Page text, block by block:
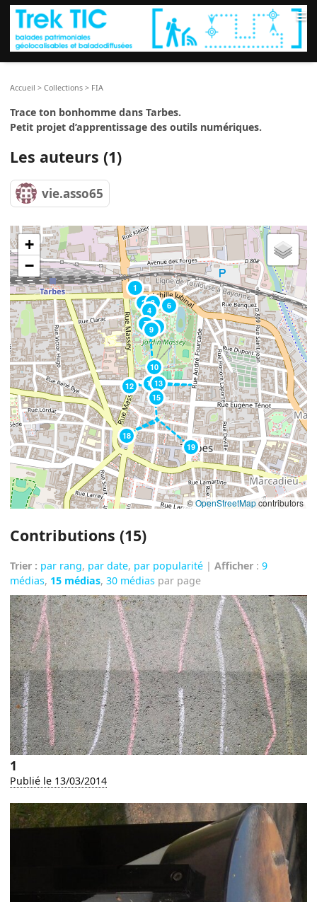
≡
Accueil >Collections > FIA
Trace ton bonhomme dans Tarbes.
Petit projet d’apprentissage des outils numériques.
Les auteurs (1)
vie.asso65
1
2 3
4
6
7
8
9
10
11
12
13
15
18
19
+
−
©OpenStreetMapcontributors
Contributions (15)
Trier : par rang, par date, par popularité |Afficher :9
médias, 15 médias,30 médias par page
1
Publié le 13/03/2014